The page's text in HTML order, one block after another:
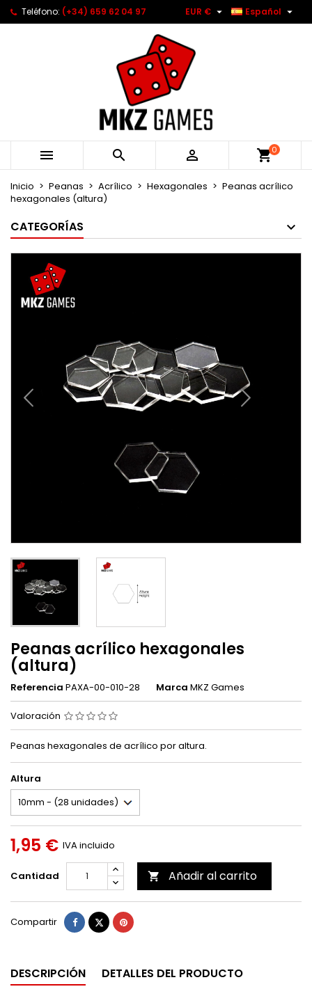
Teléfono: (+34) 659 62 04 97 Español 
EUR € 
   0
Inicio Peanas Acrílico Hexagonales
Peanas acrílico
hexagonales (altura)
CATEGORÍAS
Peanas acrílico hexagonales
(altura)
Referencia PAXA-00-010-28 Marca MKZ Games
Valoración
Peanas hexagonales de acrílico por altura.
Altura
1,95 € IVA incluido
Cantidad  Añadir al carrito
Compartir Compartir
TuitearPinterest
DESCRIPCIÓN
DETALLES DEL PRODUCTO